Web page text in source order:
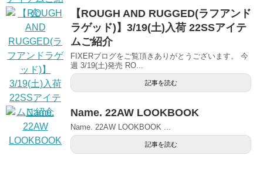
【ROUGH AND RUGGED(ラフアンド
ラゲッド)】3/19(土)入荷 22SSアイテ
ムご紹介
FIXERブログをご覧頂きありがとうございます。 今
週 3/19(土)発売 RO...
記事を読む
Name. 22AW LOOKBOOK
Name. 22AW LOOKBOOK ...
記事を読む